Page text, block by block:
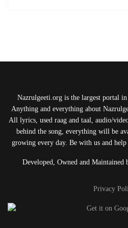
Nazrulgeeti.org is the largest portal
Anything and everything about
All lyrics, used raag and taal, audio/
behind the song, everything will be
growing every day. Be with us and
Developed, Owned and Maintained
Privacy